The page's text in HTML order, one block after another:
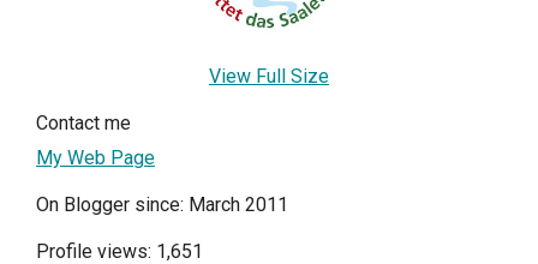
View Full Size
Contact me
My Web Page
On Blogger since: March 2011
Profile views: 1,651